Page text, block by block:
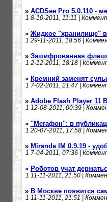
» ACDSee Pro 5.0.110 -
1 8-10-2011, 11:11 |
» Жидкое "хранилище"
1 29-11-2011, 18:56 |
» Зашифрованная
1 2-12-2011, 18:18 |
» Кремний заменят
1 7-02-2011, 21:47 |
» Adobe Flash Player 11
1 12-08-2011, 00:39 |
» "Мегафон": в
1 20-07-2011, 17:58 |
» Miranda IM 0.9.19 -
1 7-04-2011, 07:36 |
» Роботов учат
1 11-11-2011, 21:50 |
» В Москве появится
1 11-11-2011, 21:51 |